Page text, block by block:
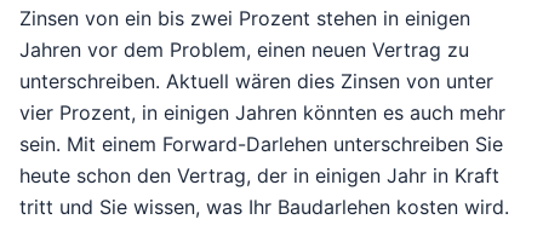
Zinsen von ein bis zwei Prozent stehen in einigen
Jahren vor dem Problem, einen neuen Vertrag zu
unterschreiben. Aktuell wären dies Zinsen von unter
vier Prozent, in einigen Jahren könnten es auch mehr
sein. Mit einem Forward-Darlehen unterschreiben Sie
heute schon den Vertrag, der in einigen Jahr in Kraft
tritt und Sie wissen, was Ihr Baudarlehen kosten wird.